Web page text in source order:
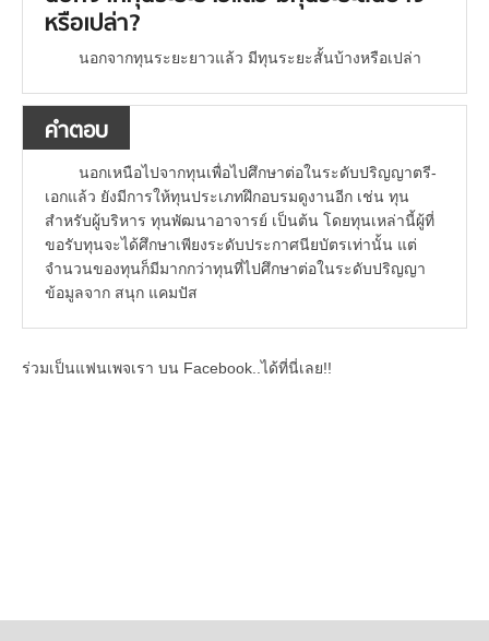
หรือเปล่า?
นอกจากทุนระยะยาวแล้ว มีทุนระยะสั้นบ้างหรือเปล่า
คำตอบ
นอกเหนือไปจากทุนเพื่อไปศึกษาต่อในระดับปริญญาตรี-
เอกแล้ว ยังมีการให้ทุนประเภทฝึกอบรมดูงานอีก เช่น ทุน
สำหรับผู้บริหาร ทุนพัฒนาอาจารย์ เป็นต้น โดยทุนเหล่านี้ผู้ที่
ขอรับทุนจะได้ศึกษาเพียงระดับประกาศนียบัตรเท่านั้น แต่
จำนวนของทุนก็มีมากกว่าทุนที่ไปศึกษาต่อในระดับปริญญา
ข้อมูลจาก สนุก แคมปัส
ร่วมเป็นแฟนเพจเรา บน Facebook..ได้ที่นี่เลย!!